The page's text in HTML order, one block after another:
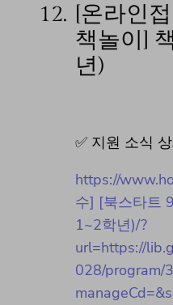
12.
[온라인
책놀이]
년)
✅ 지원 소식
https://
수] [북스타트
1~2학년)/?
url=https://
028/program/